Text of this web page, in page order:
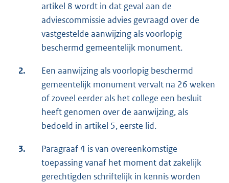
artikel 8 wordt in dat geval aan de
adviescommissie advies gevraagd over de
vastgestelde aanwijzing als voorlopig
beschermd gemeentelijk monument.
2.
Een aanwijzing als voorlopig beschermd
gemeentelijk monument vervalt na 26 weken
of zoveel eerder als het college een besluit
heeft genomen over de aanwijzing, als
bedoeld in artikel 5, eerste lid.
3.
Paragraaf 4 is van overeenkomstige
toepassing vanaf het moment dat zakelijk
gerechtigden schriftelijk in kennis worden